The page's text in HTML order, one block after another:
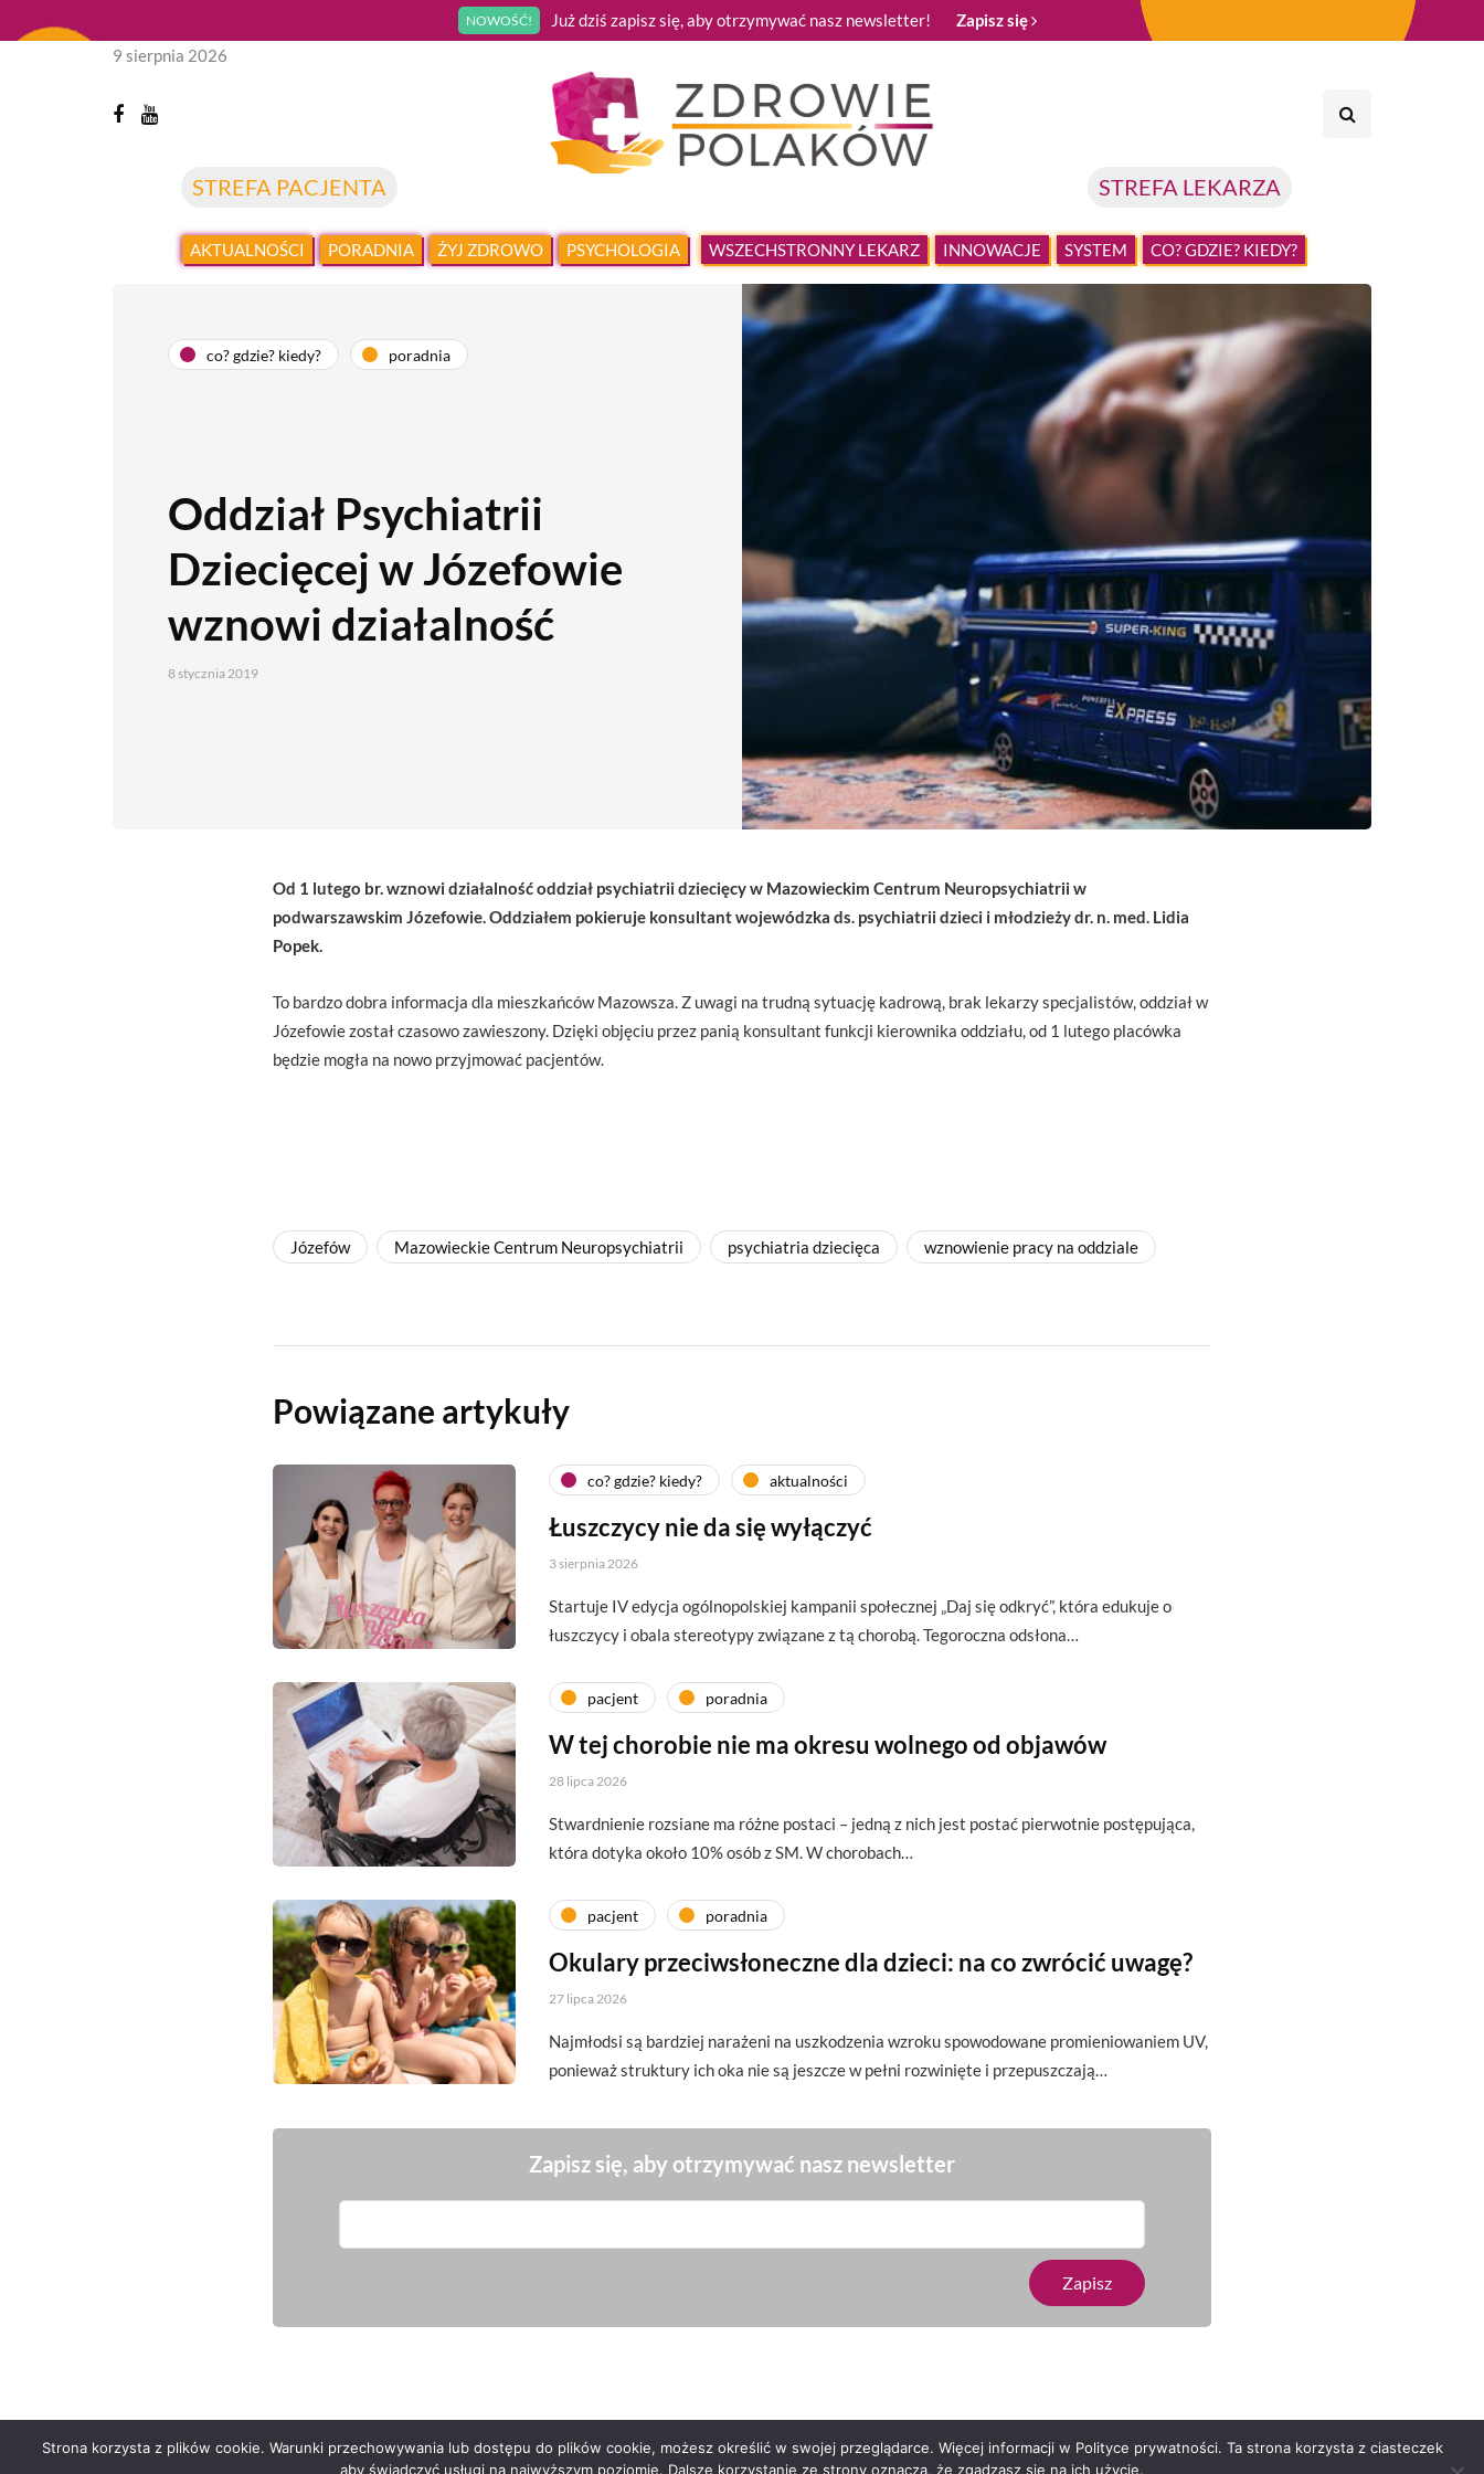
NOWOŚĆ! Już dziś zapisz się, aby otrzymywać nasz newsletter! Zapisz się
STREFA PACJENTA STREFA LEKARZA
9 sierpnia 2026
AKTUALNOŚCI PORADNIA ŻYJ ZDROWO PSYCHOLOGIA WSZECHSTRONNY LEKARZ INNOWACJE SYSTEM CO? GDZIE? KIEDY?
co? gdzie? kiedy? poradnia
Oddział Psychiatrii
Dziecięcej w Józefowie
wznowi działalność
8 stycznia 2019
Od 1 lutego br. wznowi działalność oddział psychiatrii dziecięcy w Mazowieckim Centrum Neuropsychiatrii w
podwarszawskim Józefowie. Oddziałem pokieruje konsultant wojewódzka ds. psychiatrii dzieci i młodzieży dr. n. med. Lidia
Popek.
To bardzo dobra informacja dla mieszkańców Mazowsza. Z uwagi na trudną sytuację kadrową, brak lekarzy specjalistów, oddział w
Józefowie został czasowo zawieszony. Dzięki objęciu przez panią konsultant funkcji kierownika oddziału, od 1 lutego placówka
będzie mogła na nowo przyjmować pacjentów.
Józefów Mazowieckie Centrum Neuropsychiatrii psychiatria dziecięca wznowienie pracy na oddziale
Powiązane artykuły
co? gdzie? kiedy? aktualności
Łuszczycy nie da się wyłączyć
3 sierpnia 2026
Startuje IV edycja ogólnopolskiej kampanii społecznej „Daj się odkryć”, która edukuje o
łuszczycy i obala stereotypy związane z tą chorobą. Tegoroczna odsłona…
pacjent poradnia
W tej chorobie nie ma okresu wolnego od objawów
28 lipca 2026
Stwardnienie rozsiane ma różne postaci – jedną z nich jest postać pierwotnie postępująca,
która dotyka około 10% osób z SM. W chorobach…
pacjent poradnia
Okulary przeciwsłoneczne dla dzieci: na co zwrócić uwagę?
27 lipca 2026
Najmłodsi są bardziej narażeni na uszkodzenia wzroku spowodowane promieniowaniem UV,
ponieważ struktury ich oka nie są jeszcze w pełni rozwinięte i przepuszczają…
Zapisz się, aby otrzymywać nasz newsletter
Strona korzysta z plików cookie. Warunki przechowywania lub dostępu do plików cookie, możesz określić w swojej przeglądarce. Więcej informacji w Polityce prywatności. Ta strona korzysta z ciasteczek
aby świadczyć usługi na najwyższym poziomie. Dalsze korzystanie ze strony oznacza, że zgadzasz się na ich użycie.